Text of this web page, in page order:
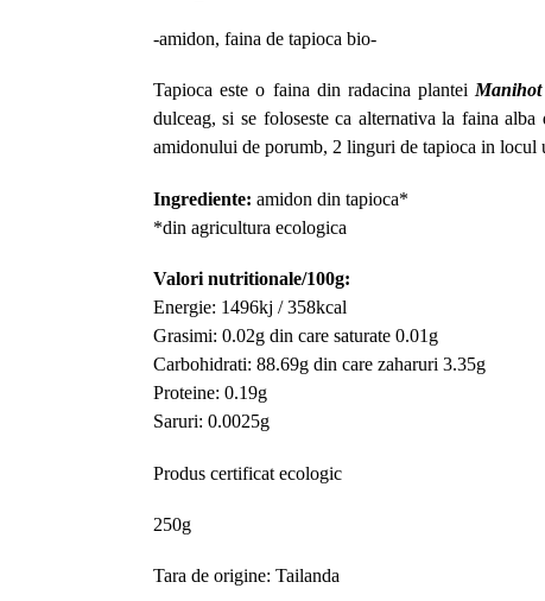
-amidon, faina de tapioca bio-
Tapioca este o faina din radacina plantei Manihot
dulceag, si se foloseste ca alternativa la faina
amidonului de porumb, 2 linguri de tapioca in
Ingrediente: amidon din tapioca*
*din agricultura ecologica
Valori nutritionale/100g:
Energie: 1496kj / 358kcal
Grasimi: 0.02g din care saturate 0.01g
Carbohidrati: 88.69g din care zaharuri 3.35g
Proteine: 0.19g
Saruri: 0.0025g
Produs certificat ecologic
250g
Tara de origine: Tailanda